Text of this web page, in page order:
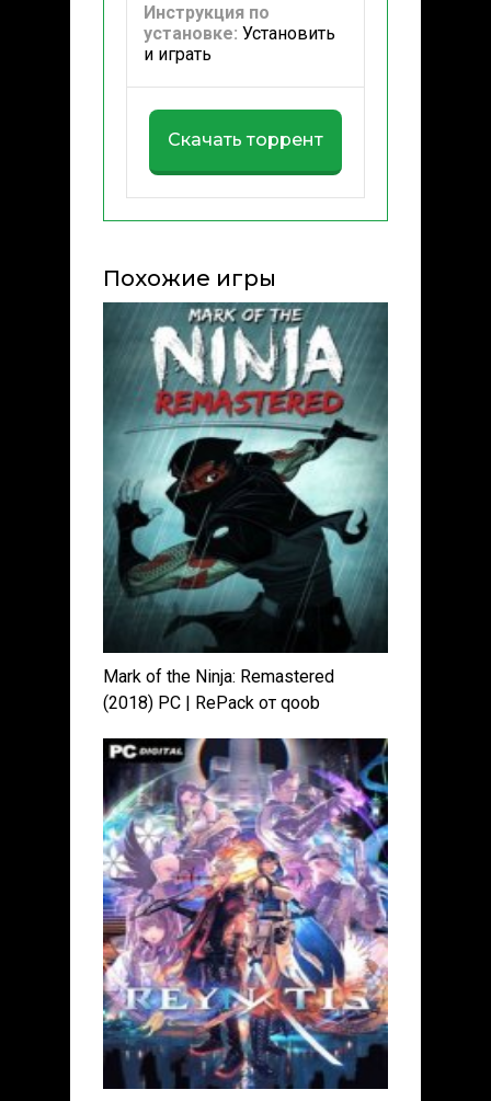
Инструкция по
установке: Установить
и играть
Скачать торрент
Похожие игры
Mark of the Ninja: Remastered
(2018) PC | RePack от qoob